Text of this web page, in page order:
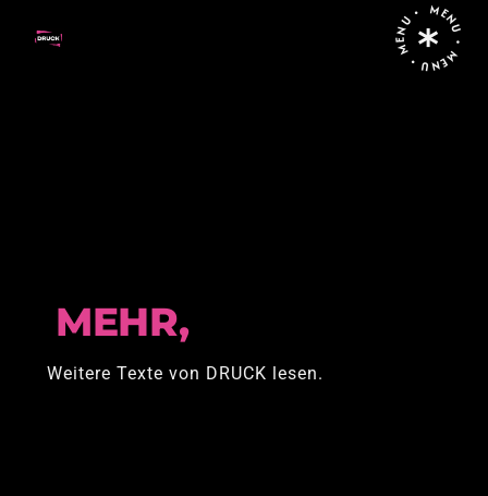
MENU • MENU • MENU •
MEHR,
Weitere Texte von DRUCK lesen.